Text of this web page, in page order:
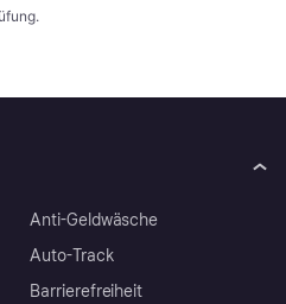
Anti-Geldwäsche
Auto-Track
Barrierefreiheit